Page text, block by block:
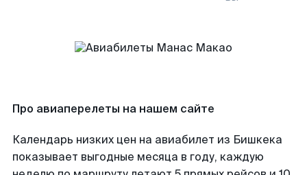
Про авиаперелеты на нашем сайте
Календарь низких цен на авиабилет из Бишкека
показывает выгодные месяца в году, каждую